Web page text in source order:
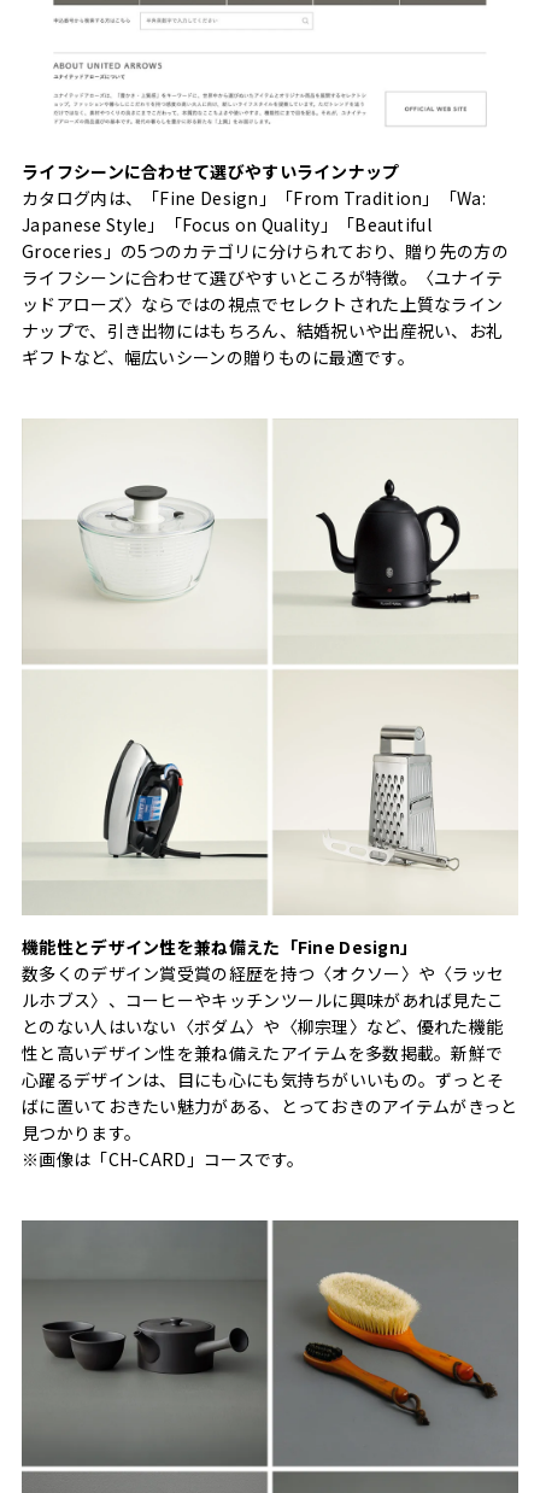
ライフシーンに合わせて選びやすいラインナップ
カタログ内は、「Fine Design」「From Tradition」「Wa:
Japanese Style」「Focus on Quality」「Beautiful
Groceries」の5つのカテゴリに分けられており、贈り先の方の
ライフシーンに合わせて選びやすいところが特徴。〈ユナイテ
ッドアローズ〉ならではの視点でセレクトされた上質なライン
ナップで、引き出物にはもちろん、結婚祝いや出産祝い、お礼
ギフトなど、幅広いシーンの贈りものに最適です。
機能性とデザイン性を兼ね備えた「Fine Design」
数多くのデザイン賞受賞の経歴を持つ〈オクソー〉や〈ラッセ
ルホブス〉、コーヒーやキッチンツールに興味があれば見たこ
とのない人はいない〈ボダム〉や〈柳宗理〉など、優れた機能
性と高いデザイン性を兼ね備えたアイテムを多数掲載。新鮮で
心躍るデザインは、目にも心にも気持ちがいいもの。ずっとそ
ばに置いておきたい魅力がある、とっておきのアイテムがきっと
見つかります。
※画像は「CH-CARD」コースです。